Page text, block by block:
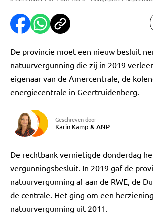
De provincie moet een nieuw besluit
natuurvergunning die zij in 2019
eigenaar van de Amercentrale, de
energiecentrale in Geertruidenberg.
Geschreven door
Karin Kamp &ANP
De rechtbank vernietigde donderdag
vergunningsbesluit. In 2019 gaf de
natuurvergunning af aan de RWE, de
de centrale. Het ging om een
natuurvergunning uit 2011.